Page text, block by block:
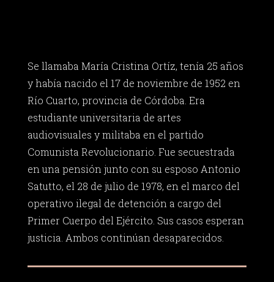
Se llamaba María Cristina Ortíz, tenía 25 años
y había nacido el 17 de noviembre de 1952 en
Río Cuarto, provincia de Córdoba. Era
estudiante universitaria de artes
audiovisuales y militaba en el partido
Comunista Revolucionario. Fue secuestrada
en una pensión junto con su esposo Antonio
Satutto, el 28 de julio de 1978, en el marco del
operativo ilegal de detención a cargo del
Primer Cuerpo del Ejército. Sus casos esperan
justicia. Ambos continúan desaparecidos.